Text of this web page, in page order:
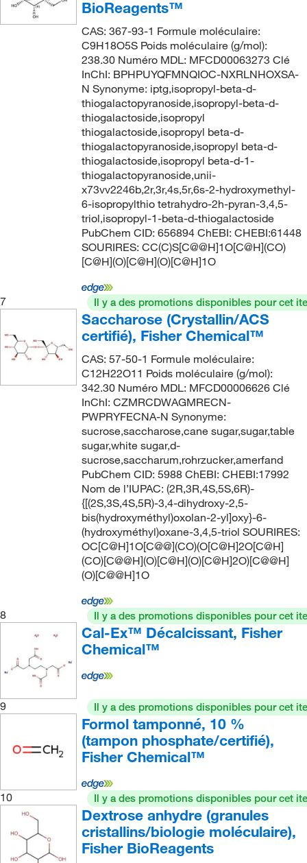
BioReagents™
CAS: 367-93-1 Formule moléculaire:
C9H18O5S Poids moléculaire (g/mol):
238.30 Numéro MDL: MFCD00063273 Clé
InChI: BPHPUYQFMNQIOC-NXRLNHOXSA-
N Synonyme: iptg,isopropyl-beta-d-
thiogalactopyranoside,isopropyl-beta-d-
thiogalactoside,isopropyl
thiogalactoside,isopropyl beta-d-
thiogalactopyranoside,isopropyl beta-d-
thiogalactoside,isopropyl beta-d-1-
thiogalactopyranoside,unii-
x73vv2246b,2r,3r,4s,5r,6s-2-hydroxymethyl-
6-isopropylthio tetrahydro-2h-pyran-3,4,5-
triol,isopropyl-1-beta-d-thiogalactoside
PubChem CID: 656894 ChEBI: CHEBI:61448
SOURIRES: CC(C)S[C@@H]1O[C@H](CO)
[C@H](O)[C@H](O)[C@H]1O
7 Il y a des promotions disponibles pour cet
Saccharose (Crystallin/ACS
certifié), Fisher Chemical™
CAS: 57-50-1 Formule moléculaire:
C12H22O11 Poids moléculaire (g/mol):
342.30 Numéro MDL: MFCD00006626 Clé
InChI: CZMRCDWAGMRECN-
PWPRYFECNA-N Synonyme:
sucrose,saccharose,cane sugar,sugar,table
sugar,white sugar,d-
sucrose,saccharum,rohrzucker,amerfand
PubChem CID: 5988 ChEBI: CHEBI:17992
Nom de l’IUPAC: (2R,3R,4S,5S,6R)-
{[(2S,3S,4S,5R)-3,4-dihydroxy-2,5-
bis(hydroxyméthyl)oxolan-2-yl]oxy}-6-
(hydroxyméthyl)oxane-3,4,5-triol SOURIRES:
OC[C@H]1O[C@@](CO)(O[C@H]2O[C@H]
(CO)[C@@H](O)[C@H](O)[C@H]2O)[C@@H]
(O)[C@@H]1O
8 Il y a des promotions disponibles pour cet
Cal-Ex™ Décalcissant, Fisher
Chemical™
9 Il y a des promotions disponibles pour cet
Formol tamponné, 10 %
(tampon phosphate/certifié),
Fisher Chemical™
10 Il y a des promotions disponibles pour cet
Dextrose anhydre (granules
cristallins/biologie moléculaire),
Fisher BioReagents